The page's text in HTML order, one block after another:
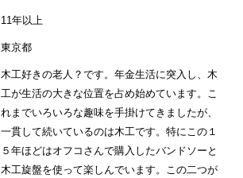
11年以上
東京都
木工好きの老人？です。年金生活に突入し、木
工が生活の大きな位置を占め始めています。こ
れまでいろいろな趣味を手掛けてきましたが、
一貫して続いているのは木工です。特にこの１
５年ほどはオフコさんで購入したバンドソーと
木工旋盤を使って楽しんでいます。この二つが